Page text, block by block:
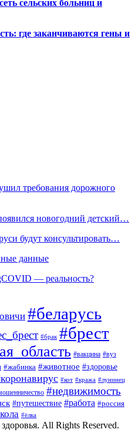
сельских больниц и
где заканчиваются гены и
требования дорожного
новогодний детский…
будут консультировать…
данные
— реальность?
#беларусь
#брак #брест
#вакцина #вуз
#жабинка #животное #здоровье
#кот #кража #лунинец
#недвижимость
#путешествие #работа #россия
#ёлка
All Rights Reserved.